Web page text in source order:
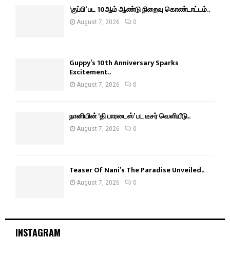
‘குப்பி’ பட 10ஆம் ஆண்டு நிறைவு கொண்டாட்டம்..
August 7, 2026 0
Guppy’s 10th Anniversary Sparks
Excitement..
August 7, 2026 0
நானியின் ‘தி பாரடைஸ்’ பட டீசர் வெளியீடு..
August 7, 2026 0
Teaser Of Nani’s The Paradise Unveiled..
August 7, 2026 0
INSTAGRAM